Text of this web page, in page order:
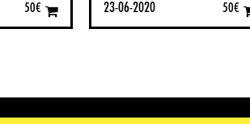
50€ 23-06-2020 50€